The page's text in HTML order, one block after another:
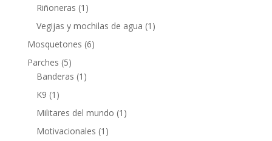
Riñoneras (1)
Vegijas y mochilas de agua (1)
Mosquetones (6)
Parches (5)
Banderas (1)
K9 (1)
Militares del mundo (1)
Motivacionales (1)